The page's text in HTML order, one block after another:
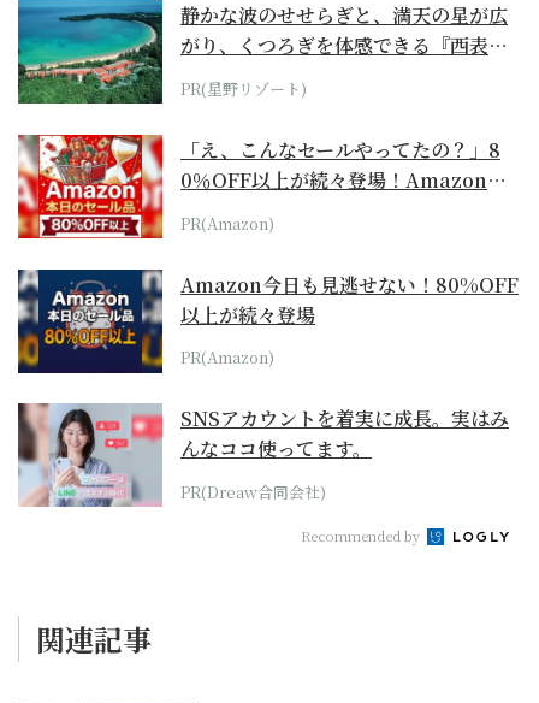
静かな波のせせらぎと、満天の星が広
がり、くつろぎを体感できる『西表島
ホテル by...
PR(星野リゾート)
「え、こんなセールやってたの？」8
0％OFF以上が続々登場！Amazonの
本気が...
PR(Amazon)
Amazon今日も見逃せない！80%OFF
以上が続々登場
PR(Amazon)
SNSアカウントを着実に成長。実はみ
んなココ使ってます。
PR(Dreaw合同会社)
Recommended by
関連記事